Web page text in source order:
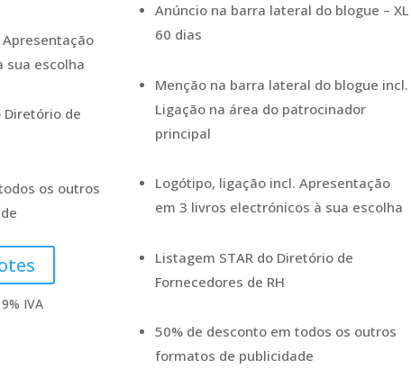
sua escolha
Diretório de
os outros
IVA
Anúncio na barra lateral do blogue – XL
60 dias
Menção na barra lateral do blogue incl.
Ligação na área do patrocinador
principal
Logótipo, ligação incl. Apresentação
em 3 livros electrónicos à sua escolha
Listagem STAR do Diretório de
Fornecedores de RH
50% de desconto em todos os outros
formatos de publicidade